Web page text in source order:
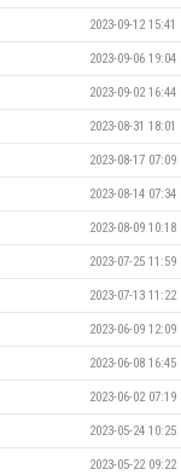
2023-09-12 15:41
2023-09-06 19:04
2023-09-02 16:44
2023-08-31 18:01
2023-08-17 07:09
2023-08-14 07:34
2023-08-09 10:18
2023-07-25 11:59
2023-07-13 11:22
2023-06-09 12:09
2023-06-08 16:45
2023-06-02 07:19
2023-05-24 10:25
2023-05-22 09:22